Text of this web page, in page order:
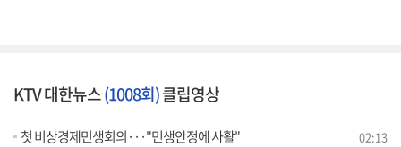
KTV 대한뉴스(1008회)클립영상
첫 비상경제민생회의···"민생안정에 사활" 02:13